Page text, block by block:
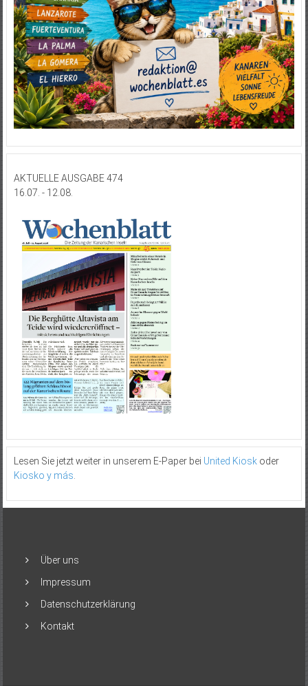
AKTUELLE AUSGABE 474
16.07. - 12.08.
Lesen Sie jetzt weiter in unserem E-Paper bei United Kioskoder
Kiosko y más.
Über uns
Impressum
Datenschutzerklärung
Kontakt